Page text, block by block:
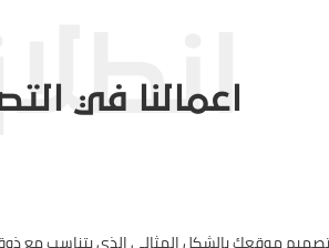
اعمالنا في